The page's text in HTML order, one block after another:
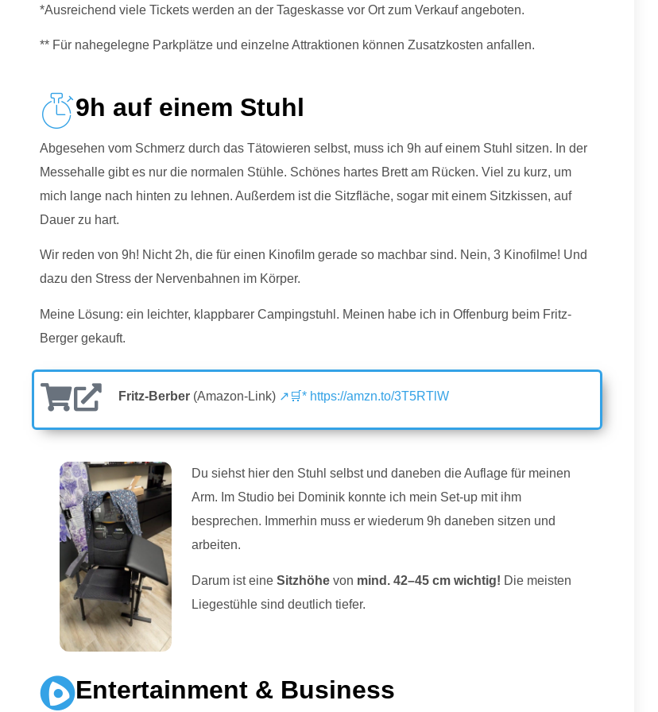
*Ausreichend viele Tickets werden an der Tageskasse vor Ort zum Verkauf angeboten.
** Für nahegelegne Parkplätze und einzelne Attraktionen können Zusatzkosten anfallen.
9h auf einem Stuhl
Abgesehen vom Schmerz durch das Tätowieren selbst, muss ich 9h auf einem Stuhl sitzen. In der
Messehalle gibt es nur die normalen Stühle. Schönes hartes Brett am Rücken. Viel zu kurz, um
mich lange nach hinten zu lehnen. Außerdem ist die Sitzfläche, sogar mit einem Sitzkissen, auf
Dauer zu hart.
Wir reden von 9h! Nicht 2h, die für einen Kinofilm gerade so machbar sind. Nein, 3 Kinofilme! Und
dazu den Stress der Nervenbahnen im Körper.
Meine Lösung: ein leichter, klappbarer Campingstuhl. Meinen habe ich in Offenburg beim Fritz-
Berger gekauft.
Fritz-Berber (Amazon-Link) ↗🛒* https://amzn.to/3T5RTlW
Du siehst hier den Stuhl selbst und daneben die Auflage für meinen
Arm. Im Studio bei Dominik konnte ich mein Set-up mit ihm
besprechen. Immerhin muss er wiederum 9h daneben sitzen und
arbeiten.
Darum ist eineSitzhöhe von mind. 42–45 cm wichtig! Die meisten
Liegestühle sind deutlich tiefer.
Entertainment & Business